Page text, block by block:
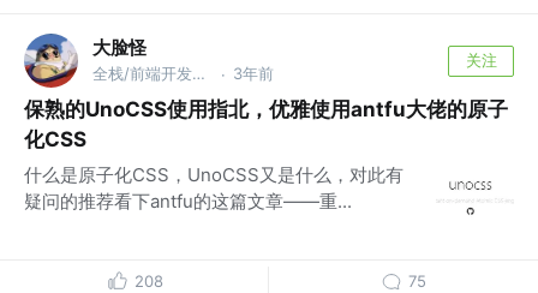
大脸怪
全栈/前端开发工程师 @isme.top · 3年前
关注
保熟的UnoCSS使用指北，优雅使用antfu大佬的原子
化CSS
什么是原子化CSS，UnoCSS又是什么，对此有
疑问的推荐看下antfu的这篇文章——重...
208 75